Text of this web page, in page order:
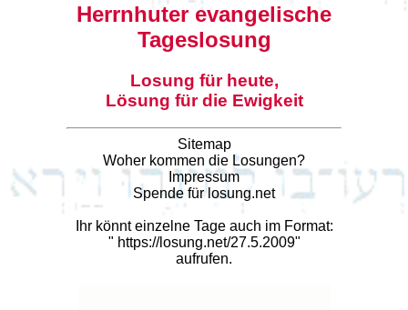
Herrnhuter evangelische
Tageslosung
Losung für heute,
Lösung für die Ewigkeit
Sitemap
Woher kommen die Losungen?
Impressum
Spende für losung.net
Ihr könnt einzelne Tage auch im Format:
" https://losung.net/27.5.2009"
aufrufen.